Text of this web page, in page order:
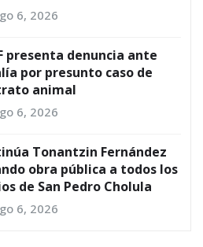
6, 2026
presenta denuncia ante
por presunto caso de
animal
6, 2026
Tonantzin Fernández
obra pública a todos los
de San Pedro Cholula
6, 2026